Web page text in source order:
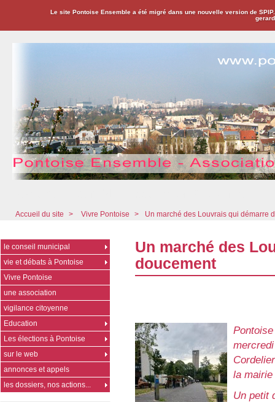
Le site Pontoise Ensemble a été migré dans une nouvelle version de
Accueil du site > Vivre Pontoise > Un marché des Louvrais qui démarre
Un marché des
doucement
la mairie
Un petit
le conseil municipal
vie et débats à Pontoise
Vivre Pontoise
une association
vigilance citoyenne
Education
Les élections à Pontoise
sur le web
annonces et appels
les dossiers, nos actions...